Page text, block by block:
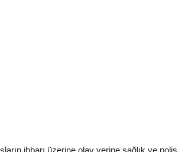
ihbarı üzerine olay yerine sağlık ve polis